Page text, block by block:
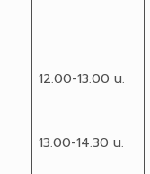
12.00-13.00 น.
13.00-14.30 น.